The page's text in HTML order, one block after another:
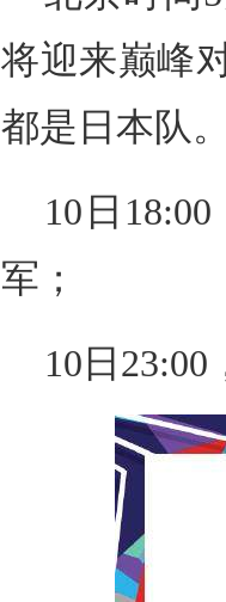
将迎来巅峰
都是日本队
10日
军；
10日